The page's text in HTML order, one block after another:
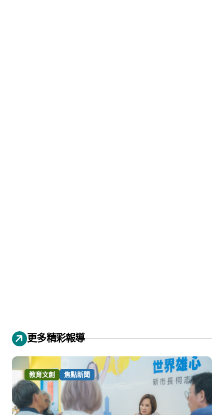
更多精彩報導
教育文創 焦點新聞